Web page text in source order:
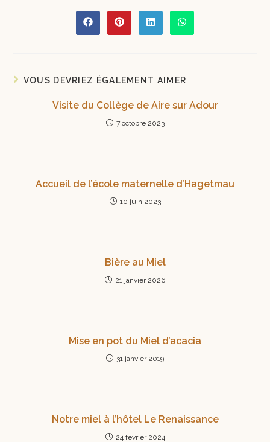
VOUS DEVRIEZ ÉGALEMENT AIMER
Visite du Collège de Aire sur Adour
7 octobre 2023
Accueil de l’école maternelle d’Hagetmau
10 juin 2023
Bière au Miel
21 janvier 2026
Mise en pot du Miel d’acacia
31 janvier 2019
Notre miel à l’hôtel Le Renaissance
24 février 2024